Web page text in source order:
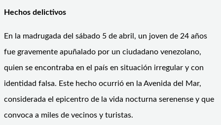
Hechos delictivos
En la madrugada del sábado 5 de abril, un joven de 24 años
fue gravemente apuñalado por un ciudadano venezolano,
quien se encontraba en el país en situación irregular y con
identidad falsa. Este hecho ocurrió en la Avenida del Mar,
considerada el epicentro de la vida nocturna serenense y que
convoca a miles de vecinos y turistas.